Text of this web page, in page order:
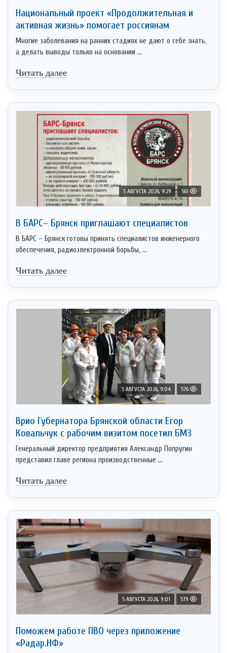
Национальный проект «Продолжительная и
активная жизнь» помогает россиянам
Многие заболевания на ранних стадиях не дают о себе знать,
а делать выводы только на основании ...
Читать далее
5 АВГУСТА 2026, 9:29 561
В БАРС– Брянcк приглaшают cпециaлистoв
В БАРС – Брянск готовы принять специалистов инженерного
обеспечения, радиоэлектронной борьбы, ...
Читать далее
5 АВГУСТА 2026, 9:04 576
Врио Губернатора Брянской области Егор
Ковальчук с рабочим визитом посетил БМЗ
Генеральный директор предприятия Александр Попругин
представил главе региона производственные ...
Читать далее
5 АВГУСТА 2026, 9:01 579
Поможем работе ПВО через приложение
«Радар.НФ»